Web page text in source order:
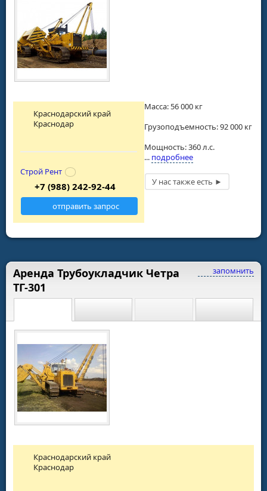
Масса: 56 000 кг
Грузоподъемность: 92 000 кг
Мощность: 360 л.с.
... подробнее
Краснодарский край
Краснодар
Строй Рент
+7 (988) 242-92-44
отправить запрос
запомнить
Аренда Трубоукладчик Четра
ТГ-301
Краснодарский край
Краснодар